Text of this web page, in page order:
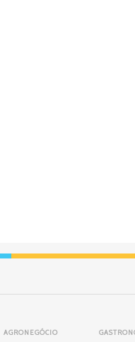
AGRONEGÓCIO